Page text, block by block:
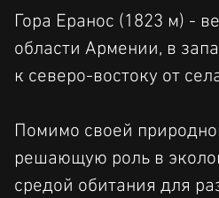
Гора Еранос (1823 м) -
области Армении, в
к северо-востоку от
Помимо своей
решающую роль в
средой обитания для